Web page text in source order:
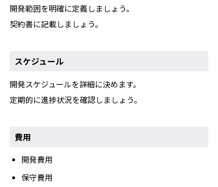
開発範囲を明確に定義しましょう。
契約書に記載しましょう。
スケジュール
開発スケジュールを詳細に決めます。
定期的に進捗状況を確認しましょう。
費用
開発費用
保守費用